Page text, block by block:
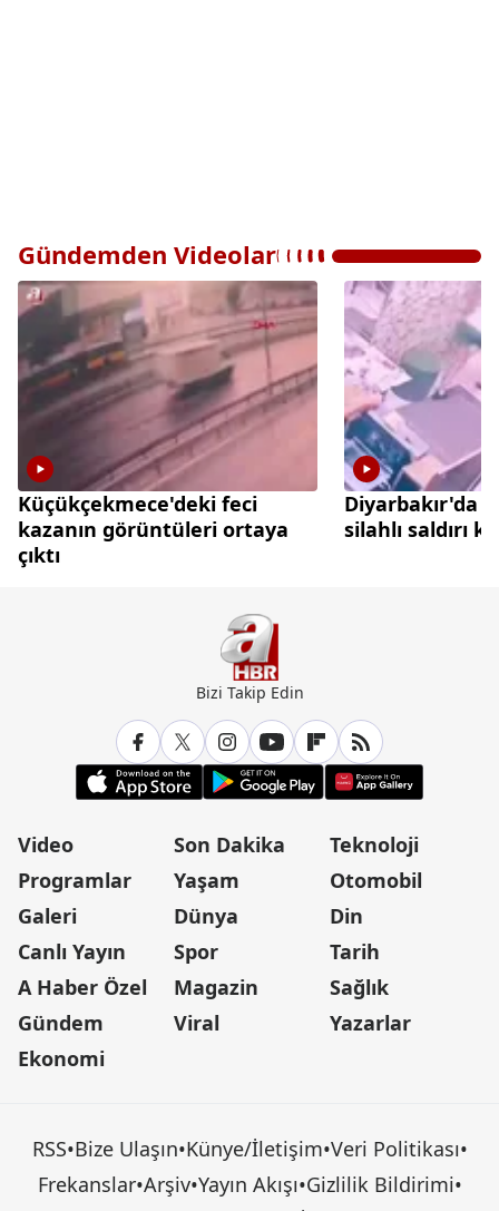
Gündemden Videolar
Küçükçekmece'deki feci
kazanın görüntüleri ortaya
çıktı
Diyarbakır'da
silahlı saldırı
Bizi Takip Edin
Video
Programlar
Galeri
Canlı Yayın
A Haber Özel
Gündem
Ekonomi
Son Dakika
Yaşam
Dünya
Spor
Magazin
Viral
Teknoloji
Otomobil
Din
Tarih
Sağlık
Yazarlar
RSS•Bize Ulaşın•Künye/İletişim•Veri Politikası•
Frekanslar•Arşiv•Yayın Akışı•Gizlilik Bildirimi•